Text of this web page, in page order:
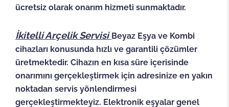
ücretsiz olarak onarım hizmeti sunmaktadır.
İkitelli Arçelik Servisi Beyaz Eşya ve Kombi
cihazları konusunda hızlı ve garantili çözümler
üretmektedir. Cihazın en kısa süre içerisinde
onarımını gerçekleştirmek için adresinize en yakın
noktadan servis yönlendirmesi
gerçekleştirmekteyiz. Elektronik eşyalar genel